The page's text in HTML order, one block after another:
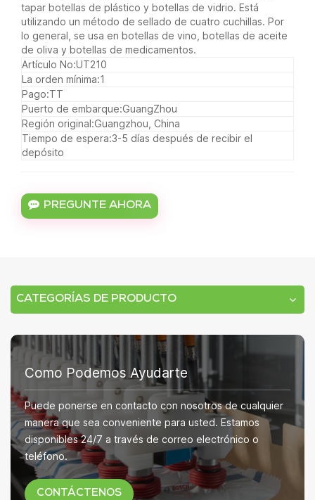
tapar botellas de plástico y botellas de vidrio. Está
utilizando un método de sellado de cuatro cuchillas. Por
lo general, se usa en botellas de vino, botellas de aceite
de oliva y botellas de medicamentos.
Artículo No:UT210
La orden mínima:1
Pago:TT
Puerto de embarque:GuangZhou
Región original:Guangzhou, China
Tiempo de espera:3-5 días después de recibir el
depósito
PREGUNTE AHORA
CATEGORÍAS DE PRODUCTO
Como Podemos Ayudarte
Puede ponerse en contacto con nosotros de cualquier
manera que sea conveniente para usted. Estamos
disponibles 24/7 a través de correo electrónico o
teléfono.
CONTÁCTENOS